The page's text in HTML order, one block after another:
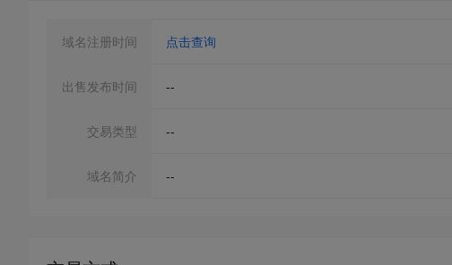
域名注册时间 点击查询
出售发布时间 --
交易类型 --
域名简介 --